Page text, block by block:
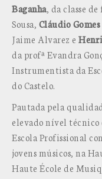
Baganha, da classe
Sousa, Cláudio Gomes
Jaime Alvarez e
da profª Evandra
Instrumentista da
do Castelo.
Pautada pela
elevado nível técnico
Escola Profissional
jovens músicos, na
Haute École de